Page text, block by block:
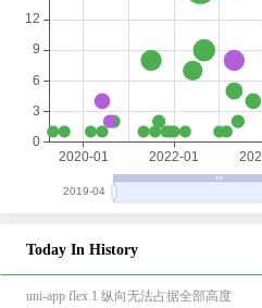
Today In History
uni-app flex 1 纵向无法占据全部高度